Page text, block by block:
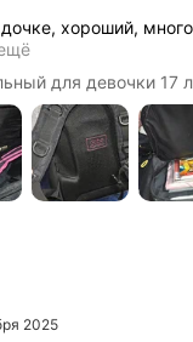
хороший,
для девочки 17
2025